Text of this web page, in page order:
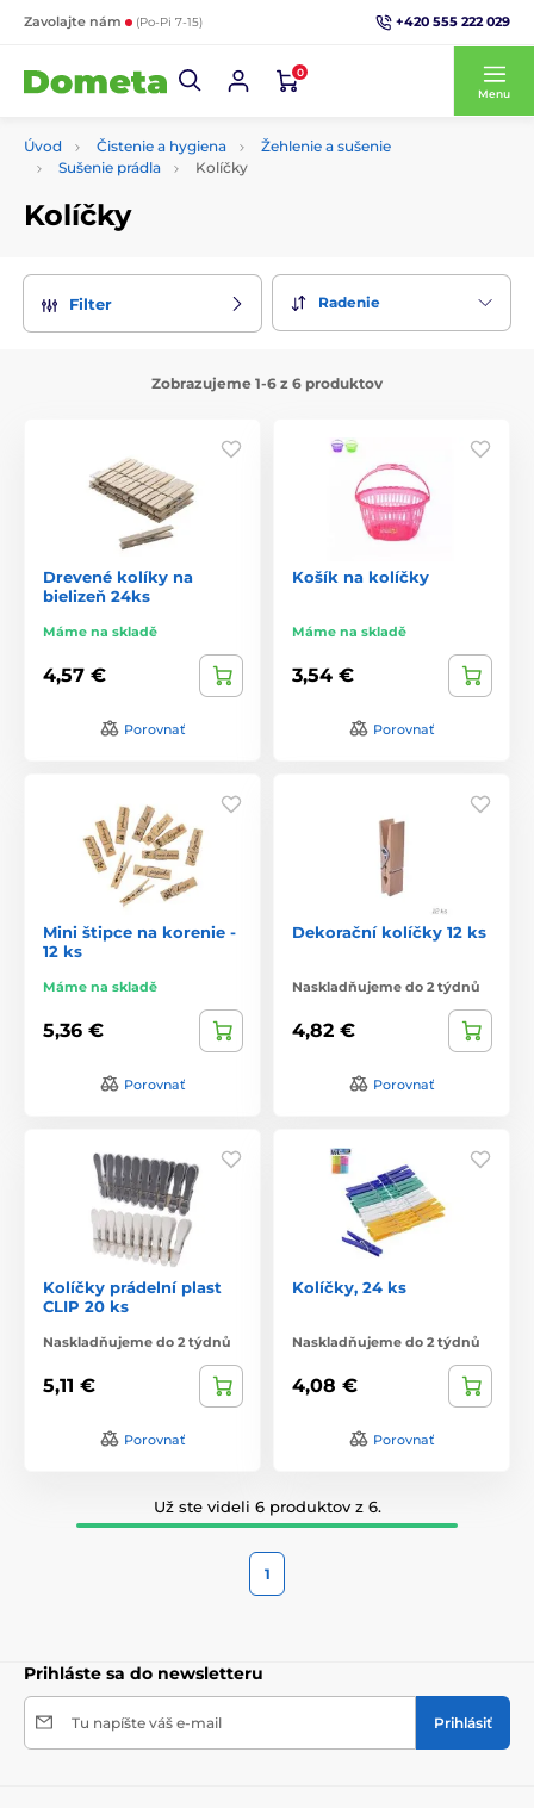
Zavolajte nám (Po-Pi 7-15) +420 555 222 029
0
Menu
Úvod Čistenie a hygiena
Žehlenie a sušenie
Sušenie prádla
Kolíčky
Kolíčky
Filter Radenie
Zobrazujeme 1-6 z 6 produktov
Drevené kolíky na
bielizeň 24ks
Máme na skladě
4,57 €
Porovnať
Košík na kolíčky
Máme na skladě
3,54 €
Porovnať
Mini štipce na korenie -
12 ks
Máme na skladě
5,36 €
Porovnať
Dekorační kolíčky 12 ks
Naskladňujeme do 2 týdnů
4,82 €
Porovnať
Kolíčky prádelní plast
CLIP 20 ks
Naskladňujeme do 2 týdnů
5,11 €
Porovnať
Kolíčky, 24 ks
Naskladňujeme do 2 týdnů
4,08 €
Porovnať
Už ste videli 6 produktov z 6.
1
Prihláste sa do newsletteru
Tu napíšte váš e-mail Prihlásiť